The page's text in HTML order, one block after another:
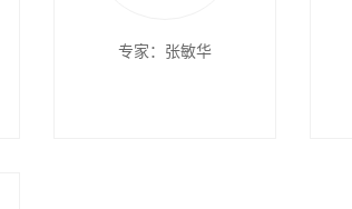
专家：张敏华